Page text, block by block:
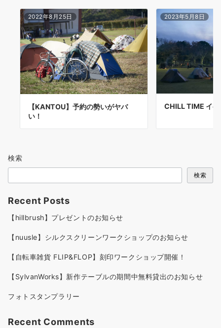
2022年8月25日
【KANTOU】予約の勢いがヤバ
い！
2023年5月8日
CHILL TIME イ
検索
検索
Recent Posts
【hillbrush】プレゼントのお知らせ
【nuusle】シルクスクリーンワークショップのお知らせ
【自転車雑貨 FLIP&FLOP】刻印ワークショップ開催！
【SylvanWorks】新作テーブルの期間中無料貸出のお知らせ
フォトスタンプラリー
Recent Comments